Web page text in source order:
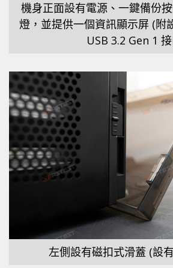
機身正面設有電源、一鍵備份
燈，並提供一個資訊顯示屏 (附
USB 3.2 Gen 1
左側設有磁扣式滑蓋 (設